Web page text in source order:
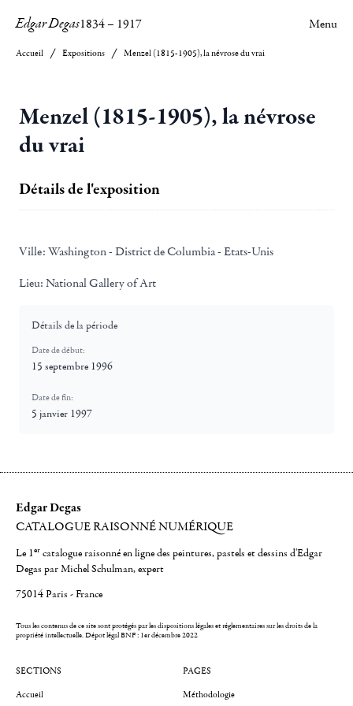
Edgar Degas1834– 1917 Menu
Accueil Expositions Menzel (1815-1905), la névrose du vrai
Menzel (1815-1905), la névrose
du vrai
Détails de l'exposition
Ville: Washington - District de Columbia - Etats-Unis
Lieu: National Gallery of Art
Détails de la période
Date de début:
15 septembre 1996
Date de fin:
5 janvier 1997
Edgar Degas
CATALOGUE RAISONNÉ NUMÉRIQUE
Le 1er catalogue raisonné en ligne des peintures, pastels et dessins d'Edgar
Degas par Michel Schulman, expert
75014 Paris - France
Tous les contenus de ce site sont protégés par les dispositions légales et réglementaires sur les droits de la
propriété intellectuelle.Dépot légal BNF : 1er décembre 2022
SECTIONS
Accueil
PAGES
Méthodologie